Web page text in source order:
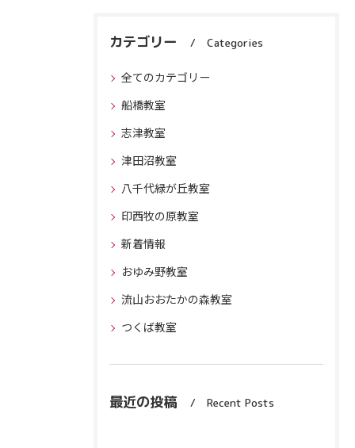
カテゴリー Categories
全てのカテゴリー
船橋教室
志津教室
津田沼教室
八千代緑が丘教室
印西牧の原教室
新着情報
おゆみ野教室
流山おおたかの森教室
つくば教室
最近の投稿 Recent Posts